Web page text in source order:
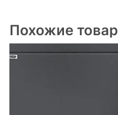
Похожие